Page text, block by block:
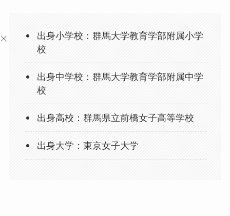
出身小学校：群馬大学教育学部附属小学
校
出身中学校：群馬大学教育学部附属中学
校
出身高校：群馬県立前橋女子高等学校
出身大学：東京女子大学